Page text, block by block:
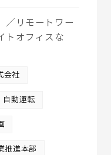
／リモートワー
トオフィスな
会社
自動運転
推進本部